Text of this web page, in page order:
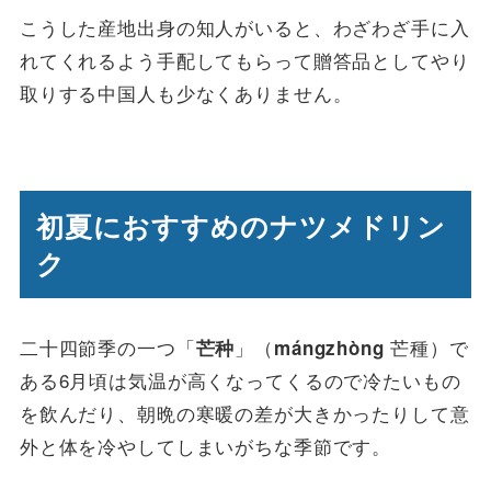
こうした産地出身の知人がいると、わざわざ手に入
れてくれるよう手配してもらって贈答品としてやり
取りする中国人も少なくありません。
初夏におすすめのナツメドリン
ク
二十四節季の一つ「芒种 」（mángzhòng芒種）で
ある6月頃は気温が高くなってくるので冷たいもの
を飲んだり、朝晩の寒暖の差が大きかったりして意
外と体を冷やしてしまいがちな季節です。